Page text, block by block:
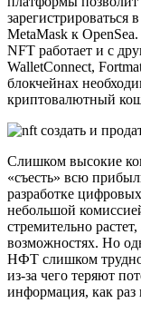
зарегистрироваться
MetaMask к
NFT работает и с
WalletConnect,
блокчейнах
криптовалютный
Слишком высокие
«съесть» всю
разработке
небольшой
стремительно
возможностях. Но
НФТ слишком
из-за чего теряют
информация, как